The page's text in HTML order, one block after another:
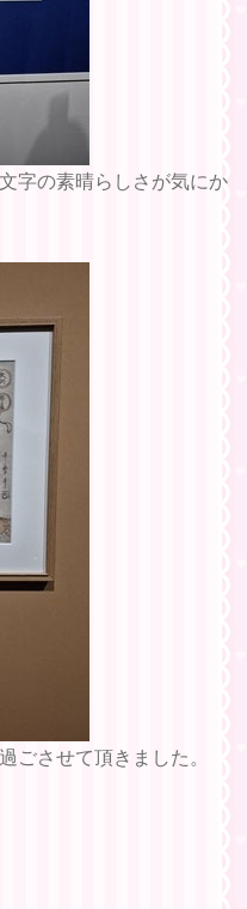
字の素晴らしさが気にか
ごさせて頂きました。